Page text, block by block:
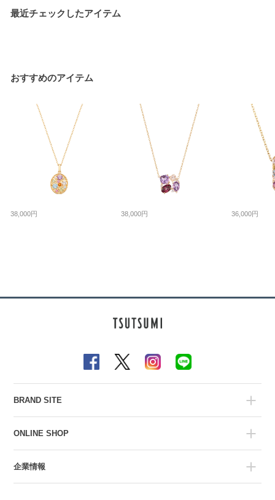
最近チェックしたアイテム
おすすめのアイテム
38,000円 38,000円 36,000円
BRAND SITE
ONLINE SHOP
企業情報